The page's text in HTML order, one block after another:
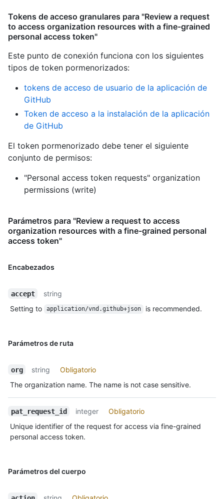
Tokens de acceso granulares para "Review a request
to access organization resources with a fine-grained
personal access token"
Este punto de conexión funciona con los siguientes
tipos de token pormenorizados:
tokens de acceso de usuario de la aplicación de
GitHub
Token de acceso a la instalación de la aplicación
de GitHub
El token pormenorizado debe tener el siguiente
conjunto de permisos:
"Personal access token requests" organization
permissions (write)
Parámetros para "Review a request to access
organization resources with a fine-grained personal
access token"
Encabezados
accept
string
Setting to
application/vnd.github+json is recommended.
Parámetros de ruta
org string
Obligatorio
The organization name. The name is not case sensitive.
pat_request_id integer
Obligatorio
Unique identifier of the request for access via fine-grained
personal access token.
Parámetros del cuerpo